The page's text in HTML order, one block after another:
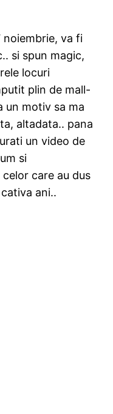
noiembrie, va fi
si spun magic,
locuri
plin de mall-
un motiv sa ma
altadata.. pana
un video de
si
care au dus
ani..